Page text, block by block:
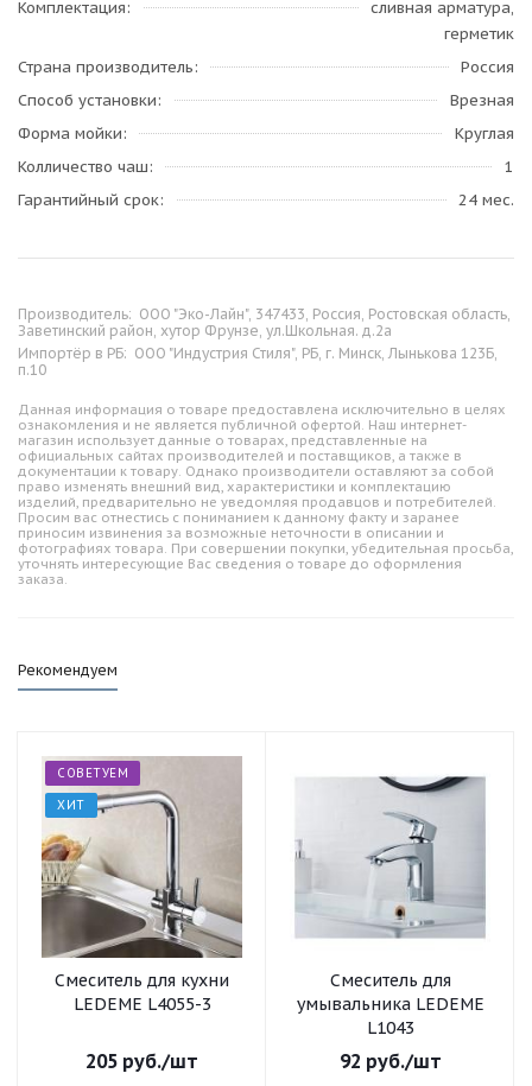
Комплектация
сливная арматура,
герметик
Страна производитель
Россия
Способ установки
Врезная
Форма мойки
Круглая
Колличество чаш
1
Гарантийный срок
24 мес.
Производитель: ООО "Эко-Лайн", 347433, Россия, Ростовская область,
Заветинский район, хутор Фрунзе, ул.Школьная. д.2а
Импортёр в РБ: ООО "Индустрия Стиля", РБ, г. Минск, Лынькова 123Б,
п.10
Данная информация о товаре предоставлена исключительно в целях
ознакомления и не является публичной офертой. Наш интернет-
магазин использует данные о товарах, представленные на
официальных сайтах производителей и поставщиков, а также в
документации к товару. Однако производители оставляют за собой
право изменять внешний вид, характеристики и комплектацию
изделий, предварительно не уведомляя продавцов и потребителей.
Просим вас отнестись с пониманием к данному факту и заранее
приносим извинения за возможные неточности в описании и
фотографиях товара. При совершении покупки, убедительная просьба,
уточнять интересующие Вас сведения о товаре до оформления
заказа.
Рекомендуем
СОВЕТУЕМ
ХИТ
Смеситель для кухни
LEDEME L4055-3
205 руб./шт
Смеситель для
умывальника LEDEME
L1043
92 руб./шт